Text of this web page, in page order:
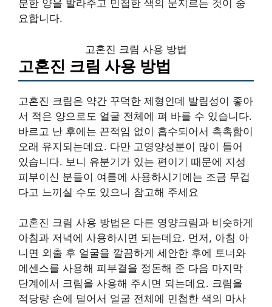
분한 양을 발라주고 민첩한 색의 문지르는 것이 중
요합니다.
고혼진 크림 사용 방법
고혼진 크림 사용 방법
고혼진 크림은 약간 꾸덕한 제형인데 발림성이 좋아
서 적은 양으로도 얼굴 전체에 펴 바를 수 있습니다.
바르고 난 후에는 끈적임 없이 흡수되어서 촉촉함이
오래 유지되는데요. 다만 고영양성분이 많이 들어
있습니다. 보니 유분기가 있는 편이기 때문에 지성
피부이신 분들이 여름에 사용하시기에는 조금 무겁
다고 느끼실 수도 있으니 참고해 주세요
고혼진 크림 사용 방법은 다른 영양크림과 비슷하게
아침과 저녁에 사용하시면 되는데요. 먼저, 아침 아
니면 외출 후 얼굴을 깔끔하게 세안한 후에 토너와
에센스를 사용해 피부결을 정돈해 준 다음 마지막
단계에서 크림을 사용해 주시면 되는데요. 크림을
적당량 손에 덜어서 얼굴 전체에 민첩한 색의 마사